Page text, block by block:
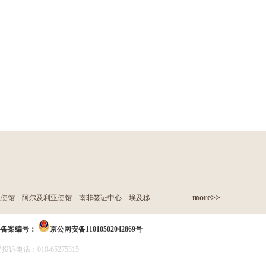
馆 阿尔及利亚使馆 南非签证中心 埃及移 more>>
案编号： 京公网安备11010502042869号
诉电话：010-65275315